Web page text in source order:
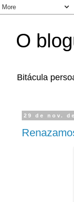
O
Bitácula
29 de nov.